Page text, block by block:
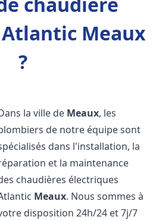
Meaux
?
la ville de Meaux, les
de notre équipe sont
dans l'installation, la
et la maintenance
chaudières électriques
Meaux. Nous sommes à
disposition 24h/24 et 7j/7